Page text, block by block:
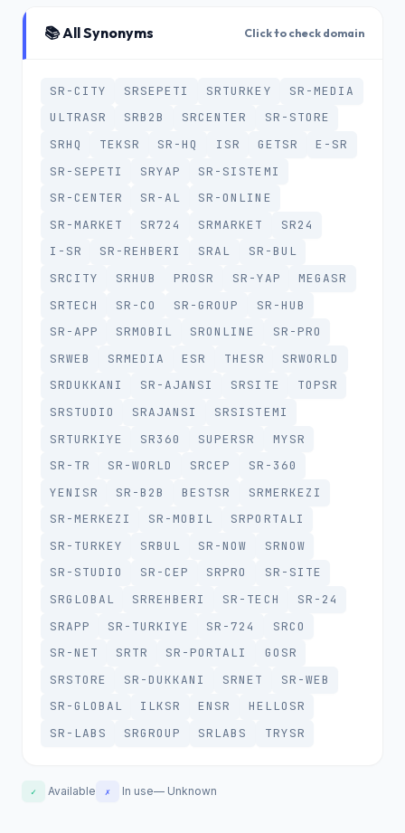
📚 All Synonyms Click to check domain
SR-CITY SRSEPETI SRTURKEY
SR-MEDIA
ULTRASR
SRB2B SRCENTER
SR-STORE
SRHQ
TEKSR SR-HQ ISR GETSR
E-SR
SR-SEPETI
SRYAP
SR-SISTEMI
SR-CENTER
SR-AL
SR-ONLINE
SR-MARKET
SR724 SRMARKET
SR24
I-SR
SR-REHBERI SRAL
SR-BUL
SRCITY
SRHUB PROSR SR-YAP
MEGASR
SRTECH
SR-CO SR-GROUP
SR-HUB
SR-APP
SRMOBIL SRONLINE
SR-PRO
SRWEB
SRMEDIA ESR THESR
SRWORLD
SRDUKKANI
SR-AJANSI SRSITE
TOPSR
SRSTUDIO
SRAJANSI
SRSISTEMI
SRTURKIYE
SR360 SUPERSR
MYSR
SR-TR
SR-WORLD SRCEP
SR-360
YENISR
SR-B2B BESTSR
SRMERKEZI
SR-MERKEZI
SR-MOBIL
SRPORTALI
SR-TURKEY
SRBUL SR-NOW
SRNOW
SR-STUDIO
SR-CEP SRPRO
SR-SITE
SRGLOBAL
SRREHBERI SR-TECH
SR-24
SRAPP
SR-TURKIYE SR-724
SRCO
SR-NET
SRTR SR-PORTALI
GOSR
SRSTORE
SR-DUKKANI SRNET
SR-WEB
SR-GLOBAL
ILKSR ENSR
HELLOSR
SR-LABS
SRGROUP SRLABS TRYSR
✓ Available ✗ In use— Unknown